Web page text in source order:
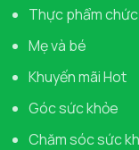
Thực phẩm
Mẹ và bé
Khuyến mãi Hot
Góc sức khỏe
Chăm sóc sức